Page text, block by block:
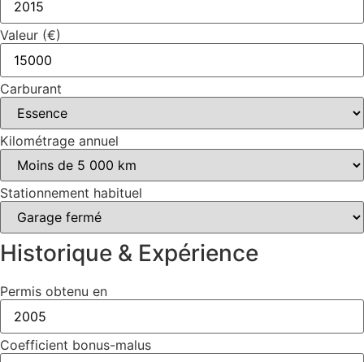
Valeur (€)
Carburant
Kilométrage annuel
Stationnement habituel
Historique & Expérience
Permis obtenu en
Coefficient bonus-malus